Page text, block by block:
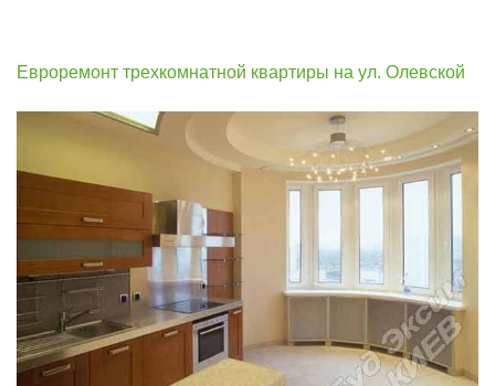
Евроремонт трехкомнатной квартиры на ул. Олевской